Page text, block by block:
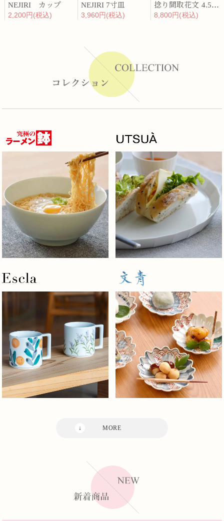
NEJIRI カップ
2,200円(税込)
NEJIRI 7寸皿
3,960円(税込)
捻り間取花文 4.5寸皿
8,800円(税込)